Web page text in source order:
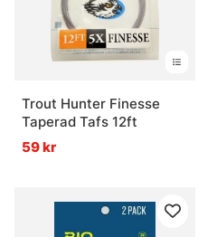
Trout Hunter Finesse
Taperad Tafs 12ft
59 kr